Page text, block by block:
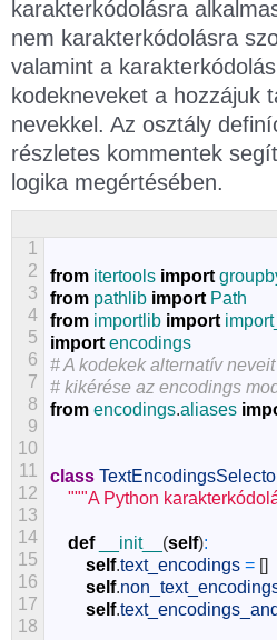
karakterkódolásra
nem karakterkódolásra
valamint a
kodekneveket a hozzájuk
nevekkel. Az osztály
részletes kommentek
logika megértésében.
1
2
3
4
5
6
7
8
9
10
11
12
13
14
15
16
17
18
from itertools import
from pathlib import Path
from importlib import
import encodings
# A kodekek alternatív
# kikérése az encodings
from encodings.aliases
class
"""A Python
def __init__ (self):
self.text_encodings = []
self.
self.